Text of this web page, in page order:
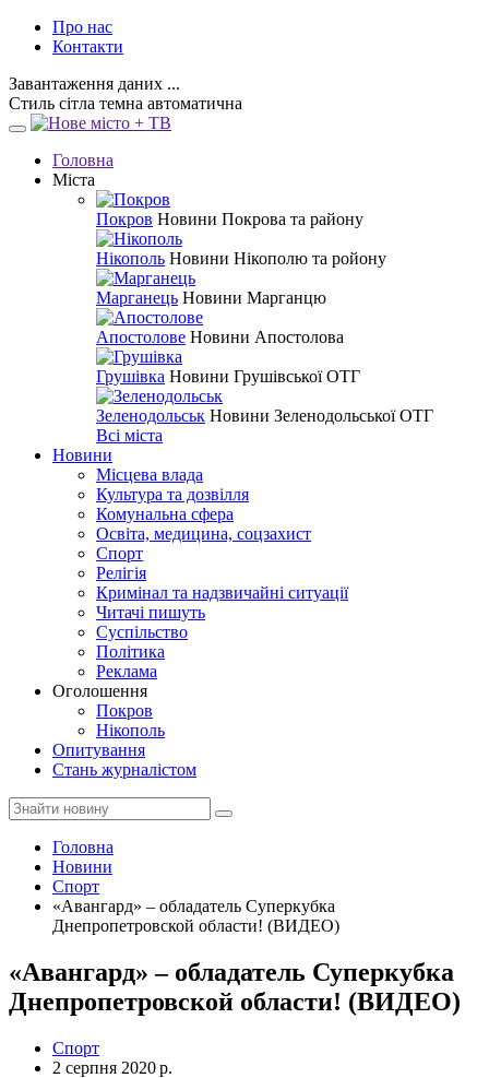
Про нас
Контакти
Завантаження даних ...
Стиль сітла темна автоматична
Головна
Міста
Покров Новини Покрова та району
Нікополь Новини Нікополю та ройону
Марганець Новини Марганцю
Апостолове Новини Апостолова
Грушівка Новини Грушівської ОТГ
Зеленодольськ Новини Зеленодольської ОТГ
Всі міста
Новини
Місцева влада
Культура та дозвілля
Комунальна сфера
Освіта, медицина, соцзахист
Спорт
Релігія
Кримінал та надзвичайні ситуації
Читачі пишуть
Суспільство
Політика
Реклама
Оголошення
Покров
Нікополь
Опитування
Стань журналістом
Головна
Новини
Спорт
«Авангард» – обладатель Суперкубка
Днепропетровской области! (ВИДЕО)
«Авангард» – обладатель Суперкубка
Днепропетровской области! (ВИДЕО)
Спорт
2 серпня 2020 р.